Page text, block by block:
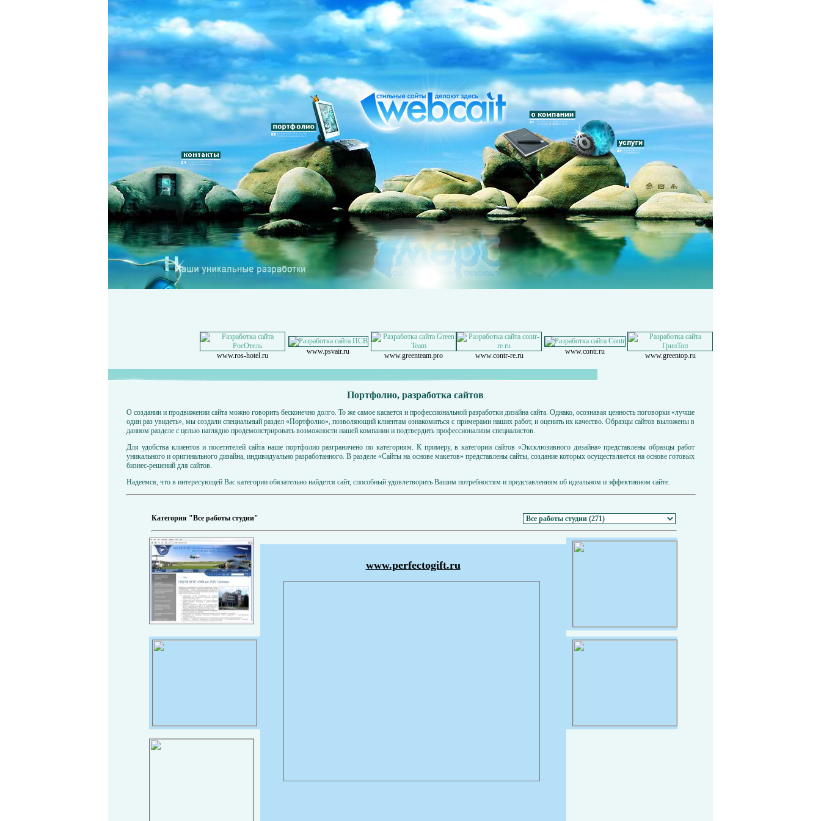
www.ros-hotel.ru www.psvair.ru www.greenteam.pro www.contr-re.ru www.contr.ru www.greentop.ru
Портфолио, разработка сайтов
О создании и продвижении сайта можно говорить бесконечно долго. То же самое касается и профессиональной разработки дизайна сайта. Однако, осознавая ценность поговорки «лучше
один раз увидеть», мы создали специальный раздел «Портфолио», позволяющий клиентам ознакомиться с примерами наших работ, и оценить их качество. Образцы сайтов выложены в
данном разделе с целью наглядно продемонстрировать возможности нашей компании и подтвердить профессионализм специалистов.
Для удобства клиентов и посетителей сайта наше портфолио разграничено по категориям. К примеру, в категории сайтов «Эксклюзивного дизайна» представлены образцы работ
уникального и оригинального дизайна, индивидуально разработанного. В разделе «Сайты на основе макетов» представлены сайты, создание которых осуществляется на основе готовых
бизнес-решений для сайтов.
Надеемся, что в интересующей Вас категории обязательно найдется сайт, способный удовлетворить Вашим потребностям и представлениям об идеальном и эффективном сайте.
Категория "Все работы студии"
www.perfectogift.ru